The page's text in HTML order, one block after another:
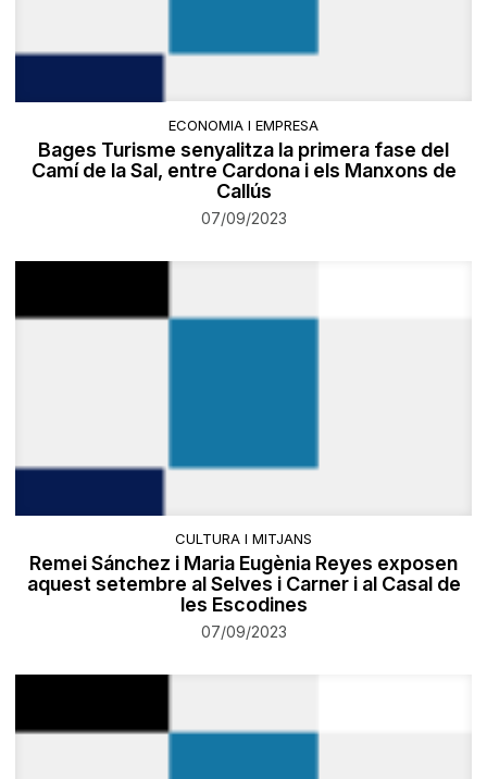
ECONOMIA I EMPRESA
Bages Turisme senyalitza la primera fase del
Camí de la Sal, entre Cardona i els Manxons de
Callús
07/09/2023
CULTURA I MITJANS
Remei Sánchez i Maria Eugènia Reyes exposen
aquest setembre al Selves i Carner i al Casal de
les Escodines
07/09/2023